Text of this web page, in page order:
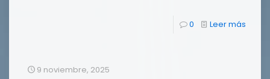
0 Leer más
9 noviembre, 2025